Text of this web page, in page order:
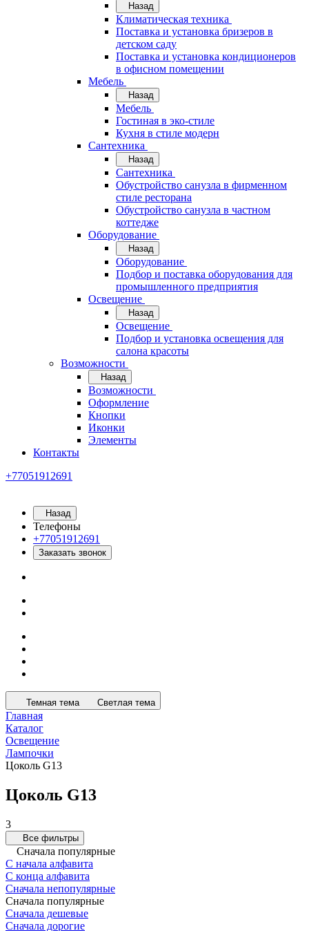
Назад
Климатическая техника
Поставка и установка бризеров в
детском саду
Поставка и установка кондиционеров
в офисном помещении
Мебель
Назад
Мебель
Гостиная в эко-стиле
Кухня в стиле модерн
Сантехника
Назад
Сантехника
Обустройство санузла в фирменном
стиле ресторана
Обустройство санузла в частном
коттедже
Оборудование
Назад
Оборудование
Подбор и поставка оборудования для
промышленного предприятия
Освещение
Назад
Освещение
Подбор и установка освещения для
салона красоты
Возможности
Назад
Возможности
Оформление
Кнопки
Иконки
Элементы
Контакты
+77051912691
Назад
Телефоны
+77051912691
Заказать звонок
Темная тема Светлая тема
Главная
Каталог
Освещение
Лампочки
Цоколь G13
Цоколь G13
3
Все фильтры
Сначала популярные
С начала алфавита
С конца алфавита
Сначала непопулярные
Сначала популярные
Сначала дешевые
Сначала дорогие